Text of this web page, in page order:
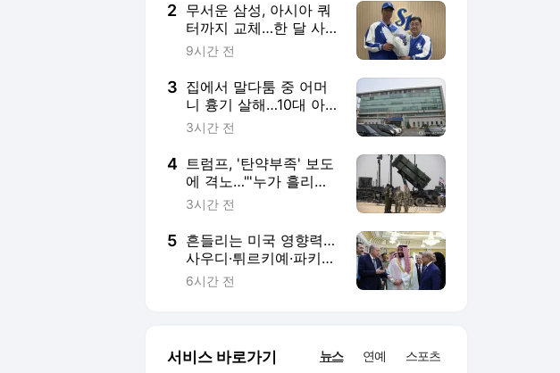
2 무서운 삼성, 아시아 쿼
터까지 교체…한 달 사
이 외인 3명 영입
9시간 전
3 집에서 말다툼 중 어머
니 흉기 살해…10대 아
들 체포
3시간 전
4 트럼프, '탄약부족' 보도
에 격노…"'누가 흘리나'
색출 지시"
3시간 전
5 흔들리는 미국 영향력…
사우디·튀르키예·파키스
탄, 공동방위조약
6시간 전
서비스 바로가기 뉴스 연예 스포츠